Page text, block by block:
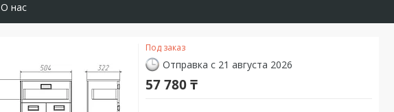
О нас
Под заказ
Отправка с 21 августа 2026
57 780 ₸